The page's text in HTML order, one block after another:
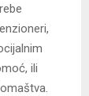
ili